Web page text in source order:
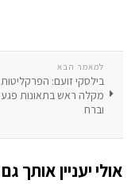
למאמר הבא
בילסקי זועם: הפרקליטות
מקלה ראש בתאונות פגע
וברח
אולי יעניין אותך גם